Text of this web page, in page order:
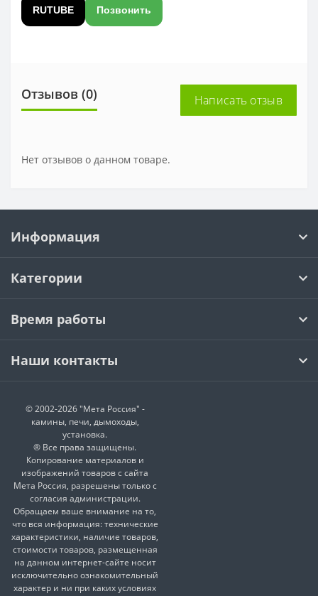
RUTUBE Позвонить
Отзывов (0) Написать отзыв
Нет отзывов о данном товаре.
Информация
Категории
Время работы
Наши контакты
© 2002-2026 "Мета Россия" -
камины, печи, дымоходы,
установка.
® Все права защищены.
Копирование материалов и
изображений товаров с сайта
Мета Россия, разрешены только с
согласия администрации.
Обращаем ваше внимание на то,
что вся информация: технические
характеристики, наличие товаров,
стоимости товаров, размещенная
на данном интернет-сайте носит
исключительно ознакомительный
характер и ни при каких условиях